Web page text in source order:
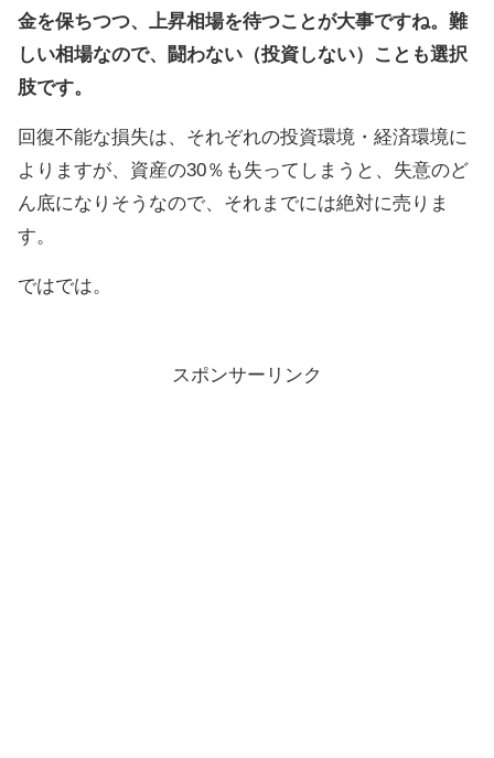
金を保ちつつ、上昇相場を待つことが大事ですね。難
しい相場なので、闘わない（投資しない）ことも選択
肢です。
回復不能な損失は、それぞれの投資環境・経済環境に
よりますが、資産の30％も失ってしまうと、失意のど
ん底になりそうなので、それまでには絶対に売りま
す。
ではでは。
スポンサーリンク